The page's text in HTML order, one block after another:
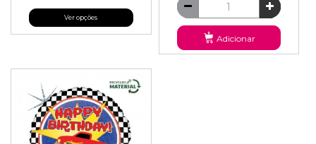
Ver opções
Adicionar